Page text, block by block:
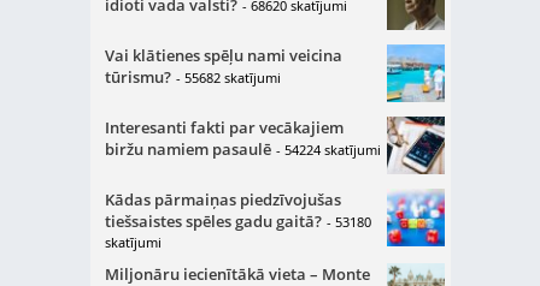
idioti vada valsti? - 68620 skatījumi
Vai klātienes spēļu nami veicina
tūrismu? - 55682 skatījumi
Interesanti fakti par vecākajiem
biržu namiem pasaulē - 54224 skatījumi
Kādas pārmaiņas piedzīvojušas
tiešsaistes spēles gadu gaitā? - 53180
skatījumi
Miljonāru iecienītākā vieta – Monte